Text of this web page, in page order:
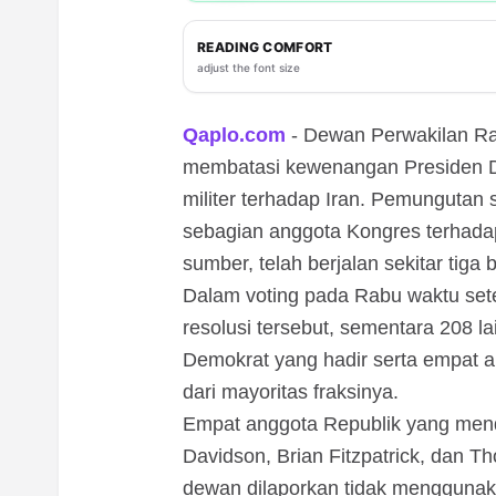
READING COMFORT
adjust the font size
Qaplo.com - Dewan Perwakilan
membatasi kewenangan Presiden
militer terhadap Iran. Pemungutan
sebagian anggota Kongres
sumber, telah berjalan sekitar tiga
Dalam voting pada Rabu waktu
resolusi tersebut, sementara 208
Demokrat yang hadir serta empat
dari mayoritas fraksinya.
Empat anggota Republik yang
Davidson, Brian Fitzpatrick, dan
dewan dilaporkan tidak